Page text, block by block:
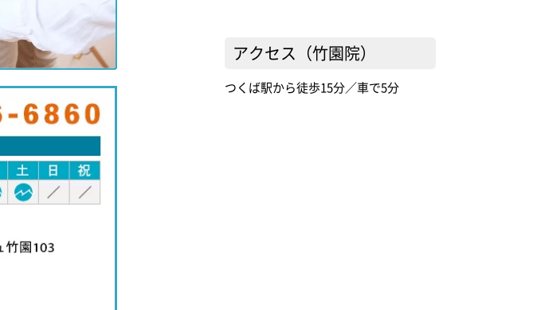
アクセス（竹園院）
つくば駅から徒歩15分／車で5分